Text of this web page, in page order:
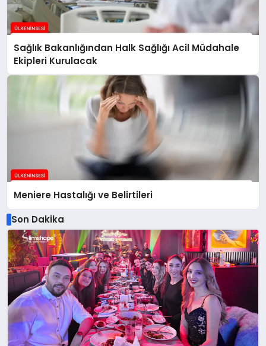
Sağlık Bakanlığından Halk Sağlığı Acil Müdahale
Ekipleri Kurulacak
Meniere Hastalığı ve Belirtileri
Son Dakika